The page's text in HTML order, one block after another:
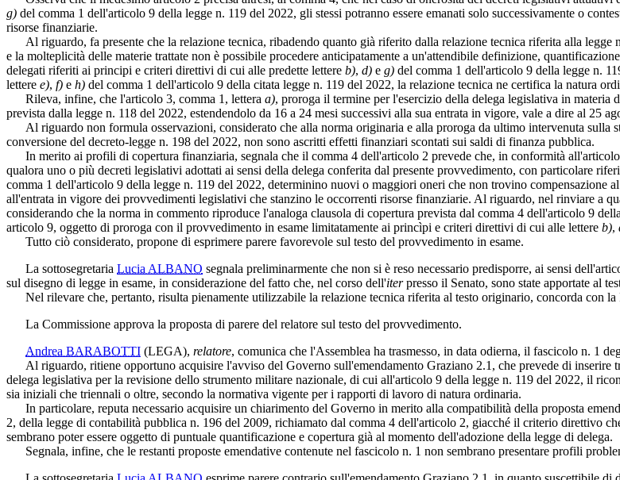
g) del comma 1 dell'articolo 9 della legge n. 119 del 2022, gli stessi potranno essere emanati solo successivamente o
risorse finanziarie.
Al riguardo, fa presente che la relazione tecnica, ribadendo quanto già riferito dalla relazione tecnica riferita alla legge
e la molteplicità delle materie trattate non è possibile procedere anticipatamente a un'attendibile definizione,
delegati riferiti ai principi e criteri direttivi di cui alle predette lettere b), d) e g) del comma 1 dell'articolo 9 della legge n.
lettere e), f) e h) del comma 1 dell'articolo 9 della citata legge n. 119 del 2022, la relazione tecnica ne certifica la natura
Rileva, infine, che l'articolo 3, comma 1, lettera a), proroga il termine per l'esercizio della delega legislativa in
prevista dalla legge n. 118 del 2022, estendendolo da 16 a 24 mesi successivi alla sua entrata in vigore, vale a dire al 25
Al riguardo non formula osservazioni, considerato che alla norma originaria e alla proroga da ultimo intervenuta sulla
conversione del decreto-legge n. 198 del 2022, non sono ascritti effetti finanziari scontati sui saldi di finanza pubblica.
In merito ai profili di copertura finanziaria, segnala che il comma 4 dell'articolo 2 prevede che, in conformità
qualora uno o più decreti legislativi adottati ai sensi della delega conferita dal presente provvedimento, con particolare
comma 1 dell'articolo 9 della legge n. 119 del 2022, determinino nuovi o maggiori oneri che non trovino compensazione
all'entrata in vigore dei provvedimenti legislativi che stanzino le occorrenti risorse finanziarie. Al riguardo, nel rinviare a
considerando che la norma in commento riproduce l'analoga clausola di copertura prevista dal comma 4 dell'articolo 9
articolo 9, oggetto di proroga con il provvedimento in esame limitatamente ai princìpi e criteri direttivi di cui alle lettere b),
Tutto ciò considerato, propone di esprimere parere favorevole sul testo del provvedimento in esame.
La sottosegretaria Lucia ALBANO segnala preliminarmente che non si è reso necessario predisporre, ai sensi
sul disegno di legge in esame, in considerazione del fatto che, nel corso dell'iterpresso il Senato, sono state apportate al
Nel rilevare che, pertanto, risulta pienamente utilizzabile la relazione tecnica riferita al testo originario, concorda con la
La Commissione approva la proposta di parere del relatore sul testo del provvedimento.
Andrea BARABOTTI (LEGA), relatore, comunica che l'Assemblea ha trasmesso, in data odierna, il fascicolo n. 1
Al riguardo, ritiene opportuno acquisire l'avviso del Governo sull'emendamento Graziano 2.1, che prevede di inserire
delega legislativa per la revisione dello strumento militare nazionale, di cui all'articolo 9 della legge n. 119 del 2022, il
sia iniziali che triennali o oltre, secondo la normativa vigente per i rapporti di lavoro di natura ordinaria.
In particolare, reputa necessario acquisire un chiarimento del Governo in merito alla compatibilità della proposta
2, della legge di contabilità pubblica n. 196 del 2009, richiamato dal comma 4 dell'articolo 2, giacché il criterio direttivo
sembrano poter essere oggetto di puntuale quantificazione e copertura già al momento dell'adozione della legge di delega.
Segnala, infine, che le restanti proposte emendative contenute nel fascicolo n. 1 non sembrano presentare profili